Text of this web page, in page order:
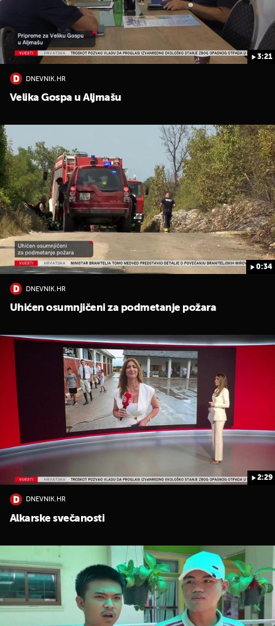
3:21
DNEVNIK.HR
Velika Gospa u Aljmašu
0:34
DNEVNIK.HR
Uhićen osumnjičeni za podmetanje požara
2:29
DNEVNIK.HR
Alkarske svečanosti